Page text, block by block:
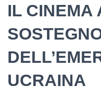
IL CINEMA
UCRAINA